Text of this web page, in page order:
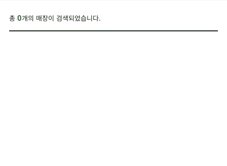
총 0개의 매장이 검색되었습니다.